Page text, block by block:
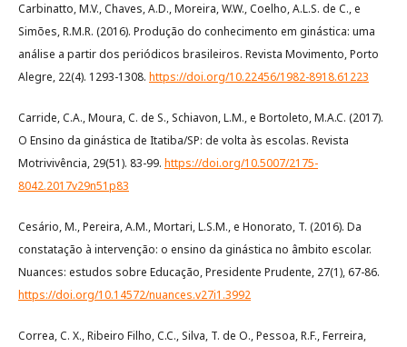
Carbinatto, M.V., Chaves, A.D., Moreira, W.W., Coelho, A.L.S. de C., e
Simões, R.M.R. (2016). Produção do conhecimento em ginástica: uma
análise a partir dos periódicos brasileiros. Revista Movimento, Porto
Alegre, 22(4). 1293-1308. https://doi.org/10.22456/1982-8918.61223
Carride, C.A., Moura, C. de S., Schiavon, L.M., e Bortoleto, M.A.C. (2017).
O Ensino da ginástica de Itatiba/SP: de volta às escolas. Revista
Motrivivência, 29(51). 83-99. https://doi.org/10.5007/2175-
8042.2017v29n51p83
Cesário, M., Pereira, A.M., Mortari, L.S.M., e Honorato, T. (2016). Da
constatação à intervenção: o ensino da ginástica no âmbito escolar.
Nuances: estudos sobre Educação, Presidente Prudente, 27(1), 67-86.
https://doi.org/10.14572/nuances.v27i1.3992
Correa, C. X., Ribeiro Filho, C.C., Silva, T. de O., Pessoa, R.F., Ferreira,